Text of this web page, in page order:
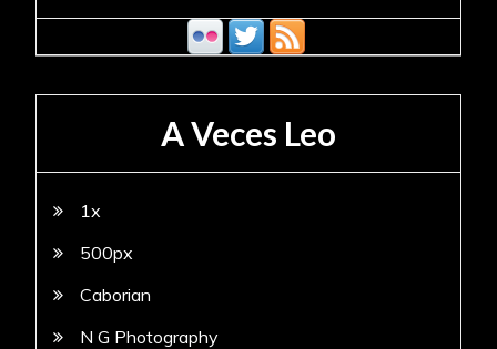
A Veces Leo
1x
500px
Caborian
N G Photography